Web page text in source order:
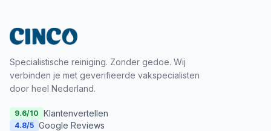
Specialistische reiniging. Zonder gedoe. Wij
verbinden je met geverifieerde vakspecialisten
door heel Nederland.
9.6/10 Klantenvertellen
4.8/5 Google Reviews